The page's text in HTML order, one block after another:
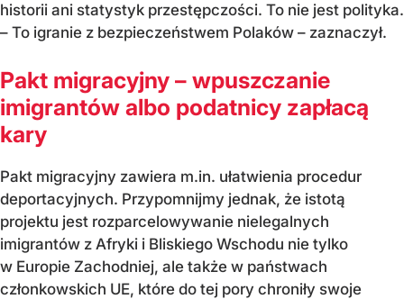
historii ani statystyk przestępczości. To nie jest polityka.
– To igranie z bezpieczeństwem Polaków – zaznaczył.
Pakt migracyjny – wpuszczanie
imigrantów albo podatnicy zapłacą
kary
Pakt migracyjny zawiera m.in. ułatwienia procedur
deportacyjnych. Przypomnijmy jednak, że istotą
projektu jest rozparcelowywanie nielegalnych
imigrantów z Afryki i Bliskiego Wschodu nie tylko
w Europie Zachodniej, ale także w państwach
członkowskich UE, które do tej pory chroniły swoje